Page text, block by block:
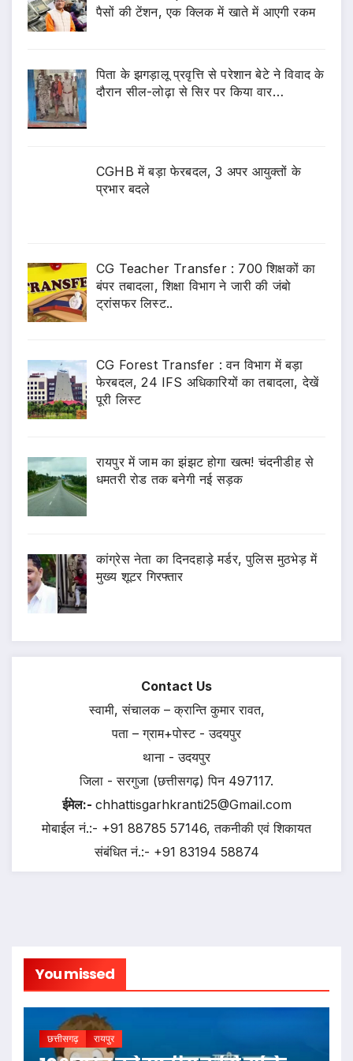
पैसों की टेंशन, एक क्लिक में खाते में आएगी रकम
पिता के झगड़ालू प्रवृत्ति से परेशान बेटे ने विवाद के
दौरान सील-लोढ़ा से सिर पर किया वार…
CGHB में बड़ा फेरबदल, 3 अपर आयुक्तों के
प्रभार बदले
CG Teacher Transfer : 700 शिक्षकों का
बंपर तबादला, शिक्षा विभाग ने जारी की जंबो
ट्रांसफर लिस्ट..
CG Forest Transfer : वन विभाग में बड़ा
फेरबदल, 24 IFS अधिकारियों का तबादला, देखें
पूरी लिस्ट
रायपुर में जाम का झंझट होगा खत्म! चंदनीडीह से
धमतरी रोड तक बनेगी नई सड़क
कांग्रेस नेता का दिनदहाड़े मर्डर, पुलिस मुठभेड़ में
मुख्य शूटर गिरफ्तार
Contact Us
स्वामी, संचालक – क्रान्ति कुमार रावत,
पता – ग्राम+पोस्ट - उदयपुर
थाना - उदयपुर
जिला - सरगुजा (छत्तीसगढ़) पिन 497117.
ईमेल:- chhattisgarhkranti25@Gmail.com
मोबाईल नं.:- +91 88785 57146, तकनीकी एवं शिकायत
संबंधित नं.:- +91 83194 58874
You missed
छत्तीसगढ़ रायपुर